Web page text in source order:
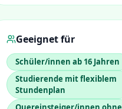
Geeignet für
Schüler/innen ab 16 Jahren
Studierende mit flexiblem
Stundenplan